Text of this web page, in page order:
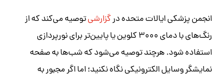
انجمن پزشکی ایالات متحده درگزارشیتوصیه می‌کند که از
رنگ‌های با دمای ۳۰۰۰ کلوین یا پایین‌تر برای نورپردازی
استفاده شود. هرچند توصیه می‌شود که شب‌ها به صفحه
نمایشگر وسایل الکترونیکی نگاه نکنید؛ اما اگر مجبور به